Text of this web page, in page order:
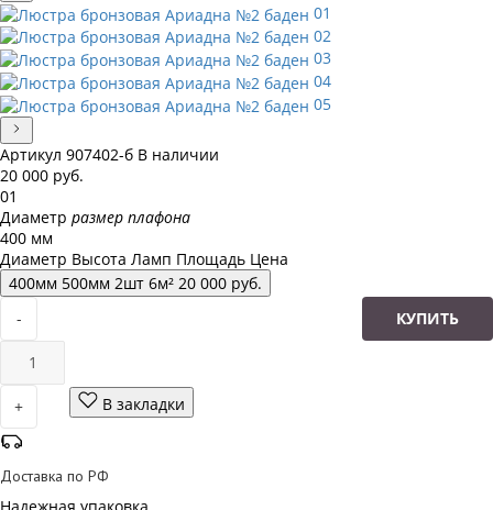
01
02
03
04
05
Артикул 907402-б В наличии
20 000 руб.
01
Диаметр размер плафона
400 мм
Диаметр Высота Ламп Площадь Цена
400мм 500мм 2шт 6м² 20 000 руб.
-
+
КУПИТЬ
В закладки
Доставка по РФ
Надежная упаковка